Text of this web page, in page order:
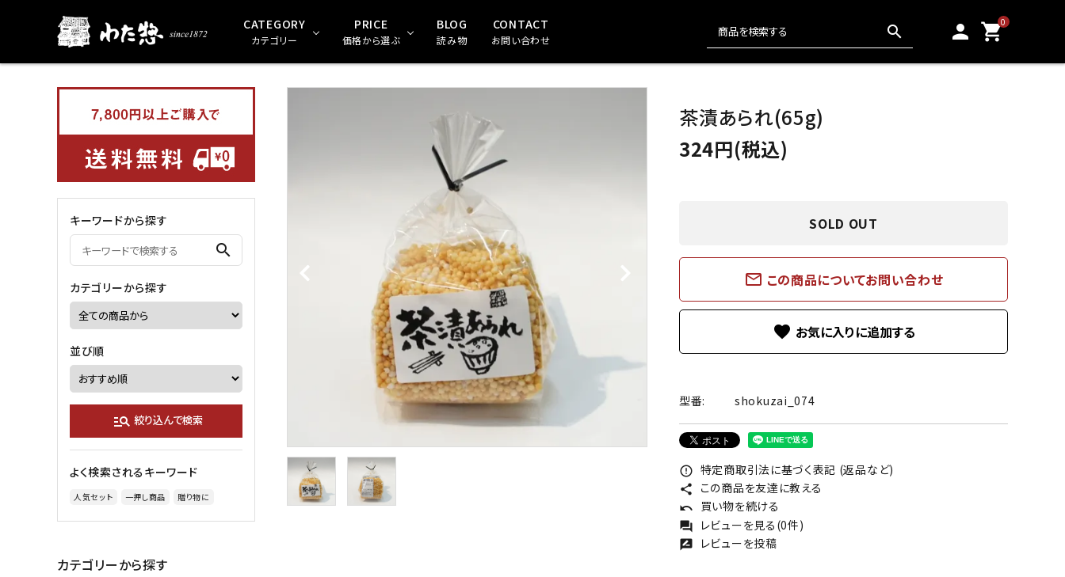
CATEGORY
カテゴリー
ギフトセット（贈り物用） 珍味（食べきりサイズ）
乾物
めん類 お茶・珈琲・ジュース 冷凍食品
ショッピングバック
PRICE
価格から選ぶ
0～999円
BLOG
読み物
CONTACT
お問い合わせ search person 0
shopping_cart
茶漬あられ(65g)
324円(税込)
SOLD OUT
mail_outline この商品についてお問い合わせ
favorite
型番: shokuzai_074
error_outline 特定商取引法に基づく表記 (返品など)
share この商品を友達に教える
undo 買い物を続ける
forum レビューを見る(0件)
rate_review レビューを投稿
キーワードから探す
search
カテゴリーから探す
並び順
manage_search 絞り込んで検索
よく検索されるキーワード
人気セット 一押し商品 贈り物に
カテゴリーから探す